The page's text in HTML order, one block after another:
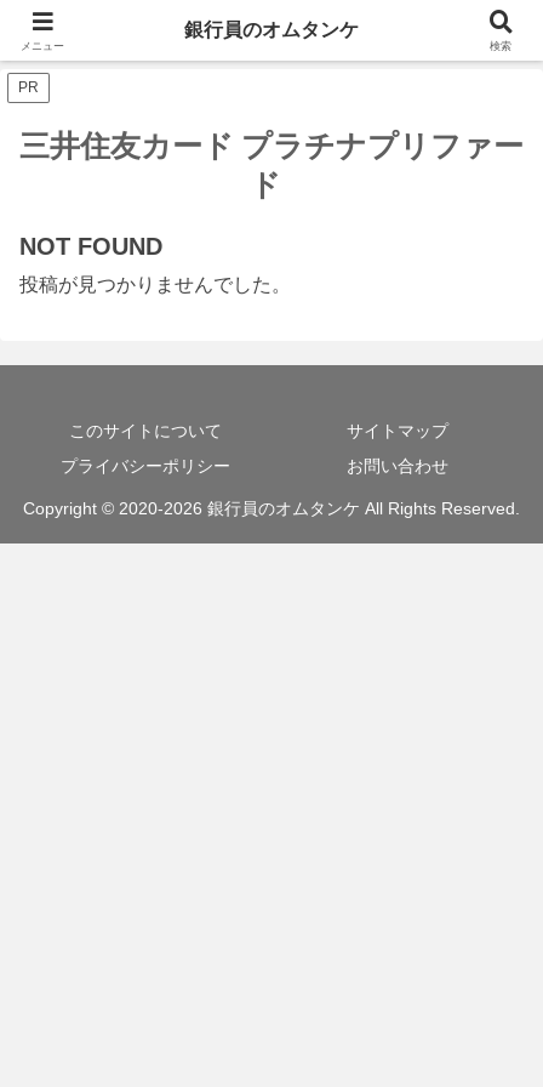
三井住友カード プラチナプリファード新規入会特典
PR
三井住友カード プラチナプリファー
ド
NOT FOUND
投稿が見つかりませんでした。
このサイトについて
サイトマップ
プライバシーポリシー
お問い合わせ
Copyright © 2020-2026 銀行員のオムタンケ All Rights Reserved.
メニュー
銀行員のオムタンケ
検索